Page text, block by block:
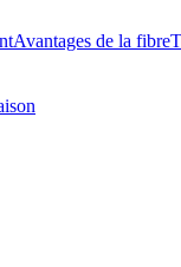
Avantages de la fibre